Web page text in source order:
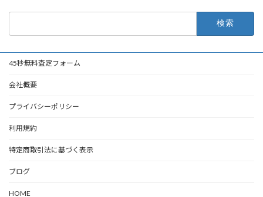
45秒無料査定フォーム
会社概要
プライバシーポリシー
利用規約
特定商取引法に基づく表示
ブログ
HOME